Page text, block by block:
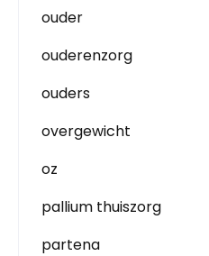
ouder
ouderenzorg
ouders
overgewicht
oz
pallium thuiszorg
partena